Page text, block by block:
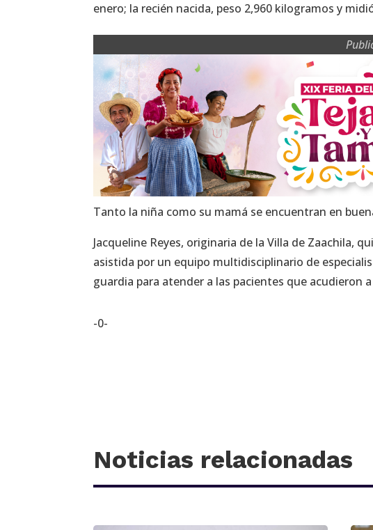
enero; la recién nacida, peso 2,960 kilogramos y
Tanto la niña como su mamá se encuentran en
Jacqueline Reyes, originaria de la Villa de Zaachila,
asistida por un equipo multidisciplinario de
guardia para atender a las pacientes que
-0-
Noticias relacionadas